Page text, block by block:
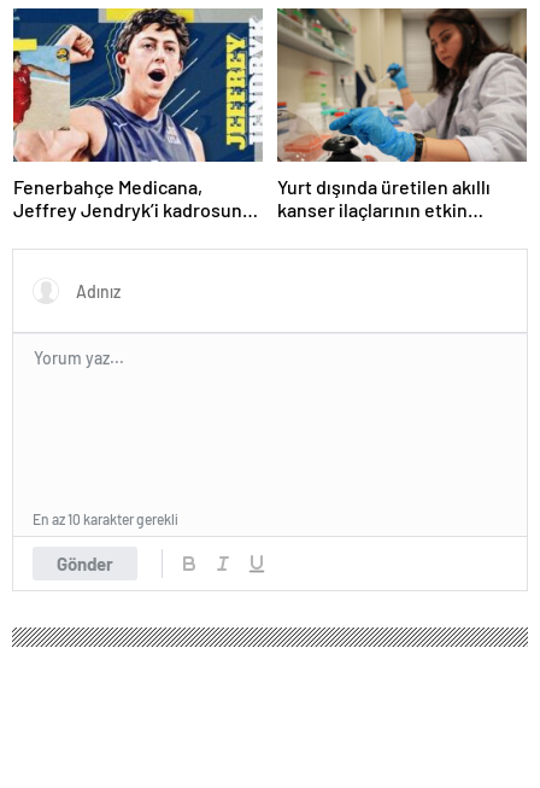
Haberler | Sağlık Haberleri
Fenerbahçe Medicana,
Jeffrey Jendryk’i kadrosuna
Yurt dışında üretilen akıllı
kanser ilaçlarının etkin
geliştirildi | Sağlık Haberleri
Gönder
En az 10 karakter gerekli